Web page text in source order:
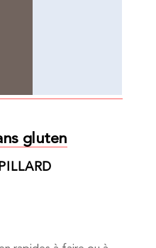
gluten